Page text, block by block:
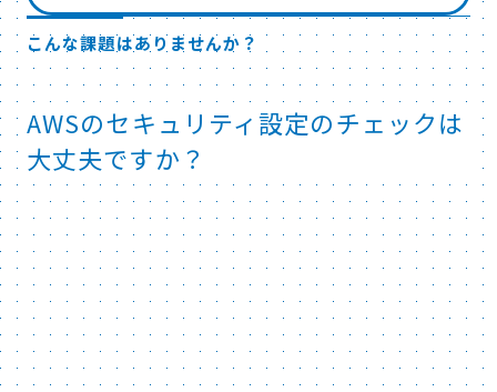
こんな課題はありませんか？
AWSのセキュリティ設定のチェックは
大丈夫ですか？